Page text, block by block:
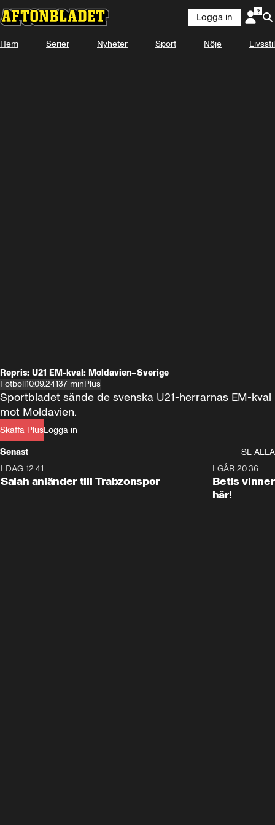
Logga in
Hem Serier Nyheter Sport Nöje Livsstil
Repris: U21 EM-kval: Moldavien–Sverige
Fotboll10.09.24137 minPlus
Skaffa PlusLogga in
Sportbladet sände de svenska U21-herrarnas EM-kval
mot Moldavien.
Senast
SE ALLA
I DAG 12:41
Salah anländer till Trabzonspor
I GÅR 20:36
Betis
här!